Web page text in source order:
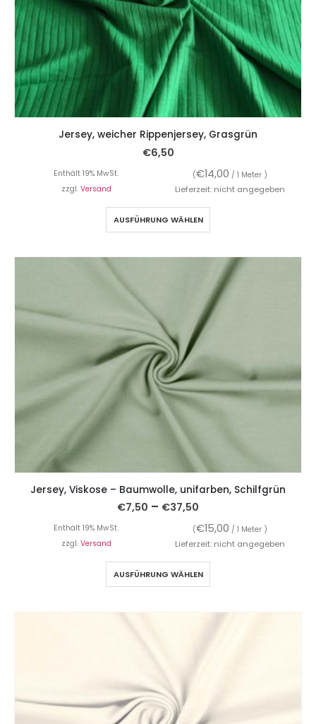
Jersey, weicher Rippenjersey, Grasgrün
€6,50
Enthält 19% MwSt. (€14,00 / 1 Meter )
zzgl. Versand Lieferzeit: nicht angegeben
AUSFÜHRUNG WÄHLEN
Jersey, Viskose – Baumwolle, unifarben, Schilfgrün
€7,50 – €37,50
Enthält 19% MwSt. (€15,00 / 1 Meter )
zzgl. Versand Lieferzeit: nicht angegeben
AUSFÜHRUNG WÄHLEN